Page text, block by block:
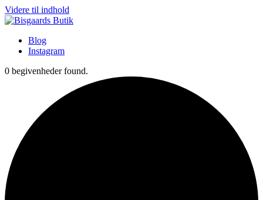
Videre til indhold
Blog
Instagram
0 begivenheder found.